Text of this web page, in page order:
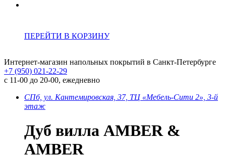
ПЕРЕЙТИ В КОРЗИНУ
Интернет-магазин напольных покрытий в Санкт-Петербурге
+7 (950) 021-22-29
с 11-00 до 20-00, ежедневно
СПб, ул. Кантемировская, 37, ТЦ «Мебель-Сити 2», 3-й
этаж
Дуб вилла AMBER &
AMBER